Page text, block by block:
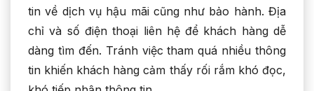
tin về dịch vụ hậu mãi cũng như bảo hành. Địa
chỉ và số điện thoại liên hệ để khách hàng dễ
dàng tìm đến. Tránh việc tham quá nhiều thông
tin khiến khách hàng cảm thấy rối rắm khó đọc,